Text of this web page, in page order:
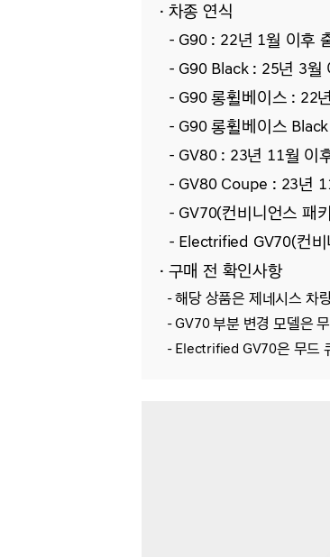
· 차종 연식
- G90 : 22년 1월 이후
- G90 Black : 25년 3월
- G90 롱휠베이스 : 22
- G90 롱휠베이스
- GV80 : 23년 11월 이
- GV80 Coupe : 23년
- GV70(컨비니언스 패
- Electrified GV70(컨
· 구매 전 확인사항
- 해당 상품은 제네시스 차
- GV70 부분 변경 모델은
- Electrified GV70은 무드